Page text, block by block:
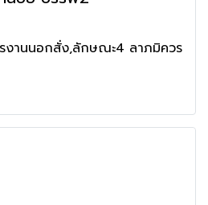
านนอกสั่ง,ลักษณะ4 ลาภมิควร